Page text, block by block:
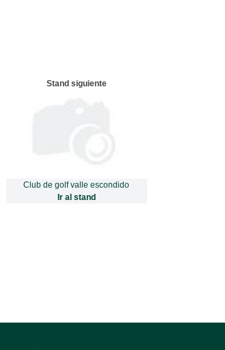
Stand siguiente
Club de golf valle escondido
Ir al stand